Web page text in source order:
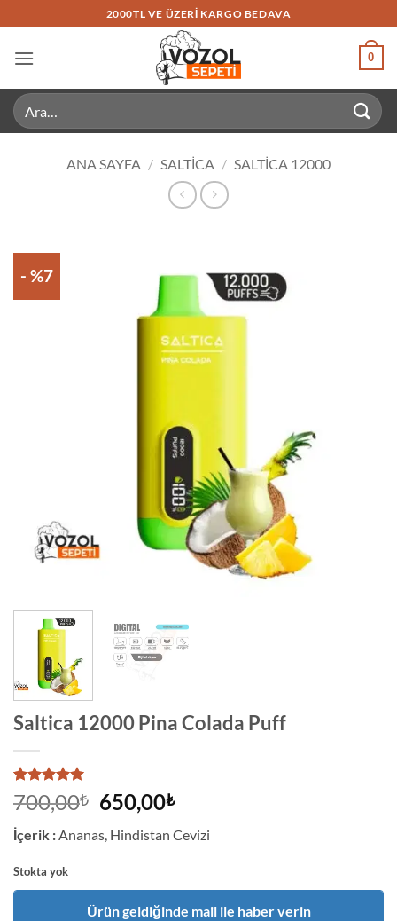
atla
2000TL VE ÜZERI KARGO BEDAVA
0
Ara:
ANA SAYFA / SALTICA / SALTICA 12000
- %7
Saltica 12000 Pina Colada Puff
5
müşteri
puanına
dayanarak
5 üzerinden
700,00₺ Orijinal
fiyat:
700,00₺.
650,00₺Şu
fiyat:
İçerik :Ananas, Hindistan Cevizi
Stokta yok
Ürün geldiğinde mail ile haber verin